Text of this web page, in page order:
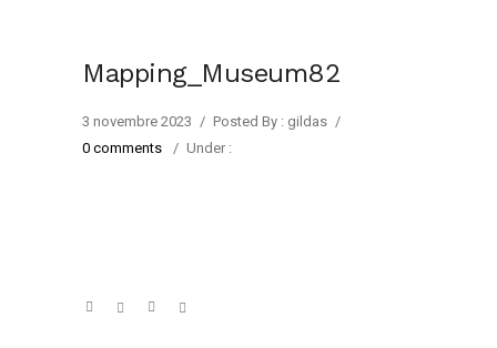
Mapping_Museum82
3 novembre 2023 / Posted By : gildas /
0 comments
/ Under :